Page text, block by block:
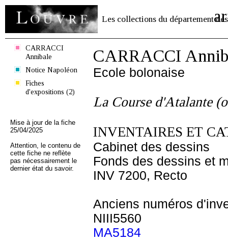
Les collections du département des
CARRACCI
Annibale
Notice Napoléon
Fiches
d'expositions (2)
Mise à jour de la fiche
25/04/2025
Attention, le contenu de
cette fiche ne reflète
pas nécessairement le
dernier état du savoir.
CARRACCI
Ecole bolonaise
La Course d'Atalante
INVENTAIRES ET
Cabinet des dessins
Fonds des dessins et
INV 7200, Recto
Anciens numéros
NIII5560
MA5184